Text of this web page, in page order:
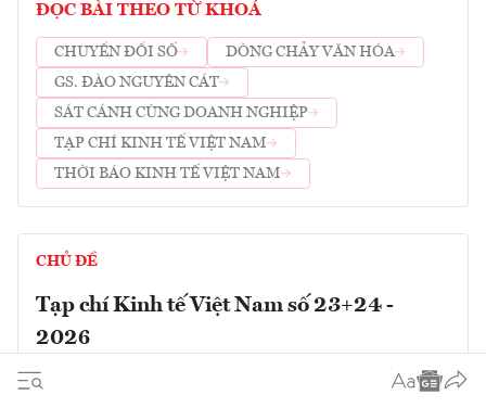
ĐỌC BÀI THEO TỪ KHOÁ
CHUYỂN ĐỔI SỐ
DÒNG CHẢY VĂN HÓA
GS. ĐÀO NGUYÊN CÁT
SÁT CÁNH CÙNG DOANH NGHIỆP
TẠP CHÍ KINH TẾ VIỆT NAM
THỜI BÁO KINH TẾ VIỆT NAM
CHỦ ĐỀ
Tạp chí Kinh tế Việt Nam số 23+24 -
2026
Giao diện não - máy tính: Mở ra kỷ nguyên